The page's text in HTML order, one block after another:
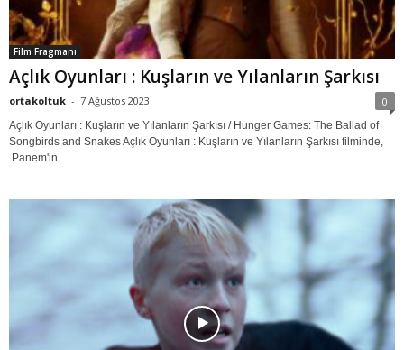
Film Fragmanı
Açlık Oyunları : Kuşların ve Yılanların Şarkısı
ortakoltuk - 7 Ağustos 2023 0
Açlık Oyunları : Kuşların ve Yılanların Şarkısı / Hunger Games: The Ballad of
Songbirds and Snakes Açlık Oyunları : Kuşların ve Yılanların Şarkısı filminde,
Panem'in...